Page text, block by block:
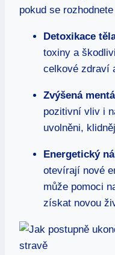
pokud se
Detoxikace
toxiny a
celkové zdraví
Zvýšená
pozitivní vliv i
uvolněni,
Energetický
otevírají nové
může pomoci
získat novou